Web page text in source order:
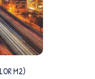
M2)